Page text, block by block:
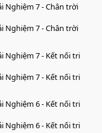
Nghiệm 7 - Chân trời
Nghiệm 7 - Chân trời
Nghiệm 7 - Kết nối tri
Nghiệm 7 - Kết nối tri
Nghiệm 6 - Kết nối tri
Nghiệm 6 - Kết nối tri